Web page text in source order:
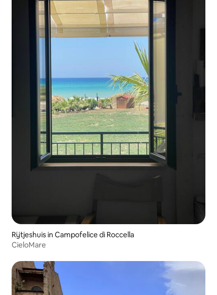
Rijtjeshuis in Campofelice di Roccella
CieloMare